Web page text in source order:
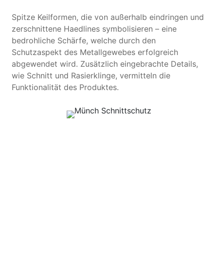
Spitze Keilformen, die von außerhalb eindringen und
zerschnittene Haedlines symbolisieren – eine
bedrohliche Schärfe, welche durch den
Schutzaspekt des Metallgewebes erfolgreich
abgewendet wird. Zusätzlich eingebrachte Details,
wie Schnitt und Rasierklinge, vermitteln die
Funktionalität des Produktes.